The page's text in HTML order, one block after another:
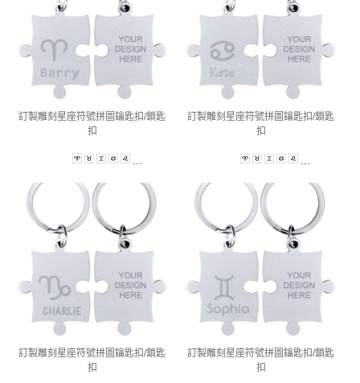
訂製雕刻星座符號拼圖鑰匙扣/鎖匙
扣
訂製雕刻星座符號拼圖鑰匙扣/鎖匙
扣
訂製雕刻星座符號拼圖鑰匙扣/鎖匙
扣
訂製雕刻星座符號拼圖鑰匙扣/鎖匙
扣